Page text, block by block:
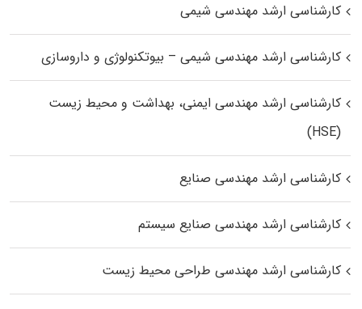
کارشناسی ارشد مهندسی شیمی
کارشناسی ارشد مهندسی شیمی – بیوتکنولوژی و داروسازی
کارشناسی ارشد مهندسی ایمنی، بهداشت و محیط زیست
(HSE)
کارشناسی ارشد مهندسی صنایع
کارشناسی ارشد مهندسی صنایع سیستم
کارشناسی ارشد مهندسی طراحی محیط زیست